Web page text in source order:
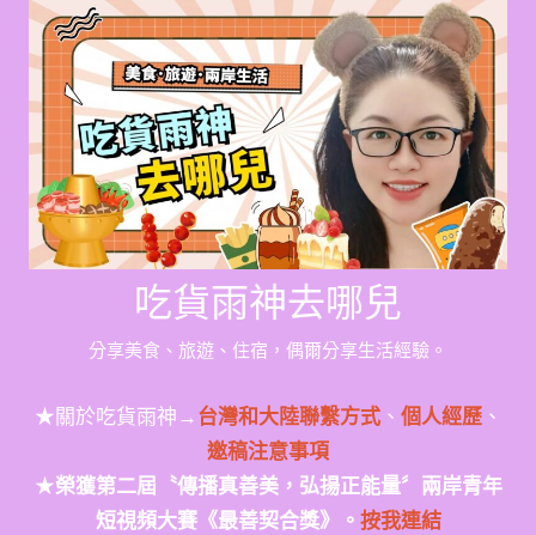
Skip
content
吃貨雨神去哪兒
分享美食、旅遊、住宿，偶爾分享生活經驗。
★關於吃貨雨神→台灣和大陸聯繫方式、 個人經歷、
邀稿注意事項
★榮獲第二屆〝傳播真善美，弘揚正能量〞兩岸青年
短視頻大賽《最善契合獎》。 按我連結